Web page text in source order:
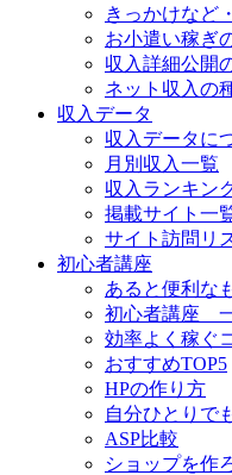
きっかけなど
お小遣い稼ぎ
収入詳細公開
ネット収入の
収入データ
収入データに
月別収入一覧
収入ランキン
掲載サイト一
サイト訪問リ
初心者講座
あると便利な
初心者講座
効率よく稼ぐ
おすすめTOP5
HPの作り方
自分ひとりで
ASP比較
ショップを作